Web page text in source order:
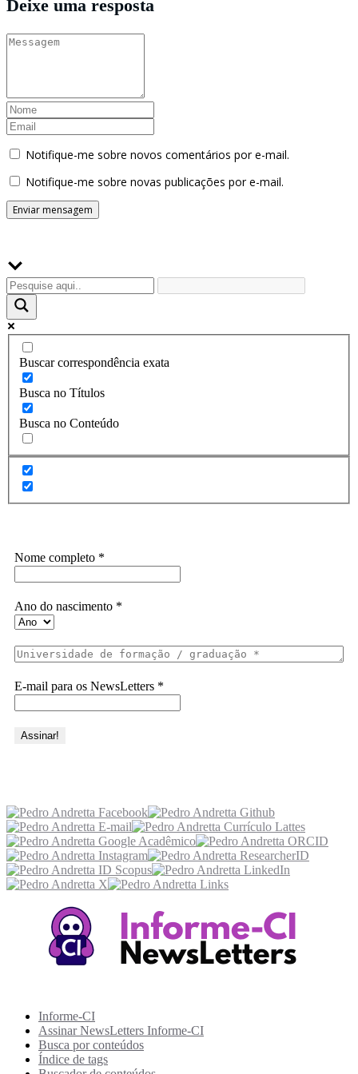
Deixe uma resposta
Notifique-me sobre novos comentários por e-mail.
Notifique-me sobre novas publicações por e-mail.
Buscar correspondência exata
Busca no Títulos
Busca no Conteúdo
Nome completo *
Ano do nascimento *
E-mail para os NewsLetters *
Informe-CI
Assinar NewsLetters Informe-CI
Busca por conteúdos
Índice de tags